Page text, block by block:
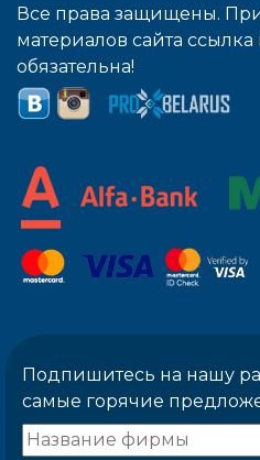
Все права защищены.
материалов сайта ссылка
обязательна!
Подпишитесь на нашу
самые горячие